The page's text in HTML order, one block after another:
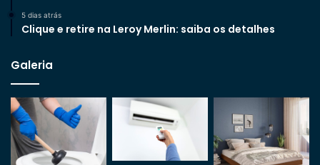
5 dias atrás
Clique e retire na Leroy Merlin: saiba os detalhes
Galeria